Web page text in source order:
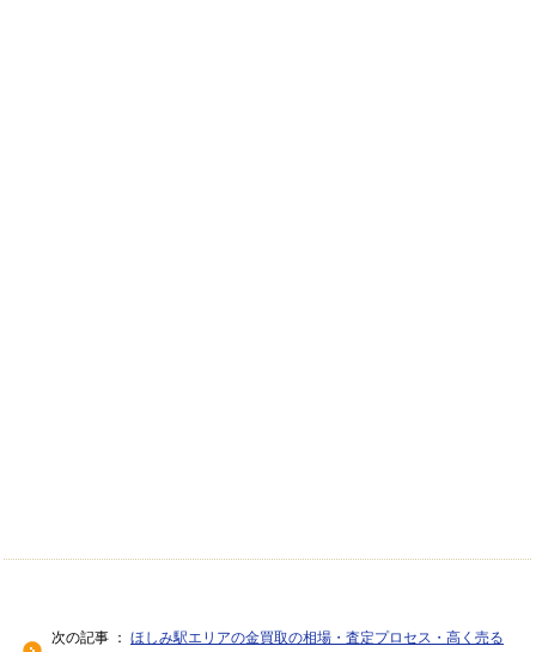
次の記事 ： ほしみ駅エリアの金買取の相場・査定プロセス・高く売る